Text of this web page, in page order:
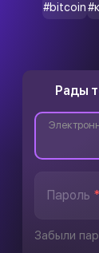
#bitcoin
Рады
Пароль *
Забыли